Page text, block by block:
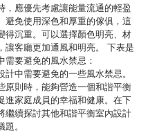
，應優先考慮讓能量流通的輕盈
避免使用深色和厚重的傢俱，這
得沉重。可以選擇顏色明亮、材
讓客廳更加通風和明亮。 下表是
需要避免的風水禁忌：
計中需要避免的一些風水禁忌。
原則時，能夠營造一個和諧平衡
進家庭成員的幸福和健康。在下
繼續探討其他和諧平衡室內設計
。